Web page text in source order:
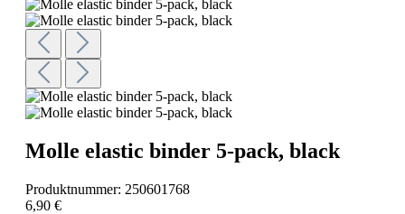
Molle elastic binder 5-pack, black
Produktnummer: 250601768
6,90 €